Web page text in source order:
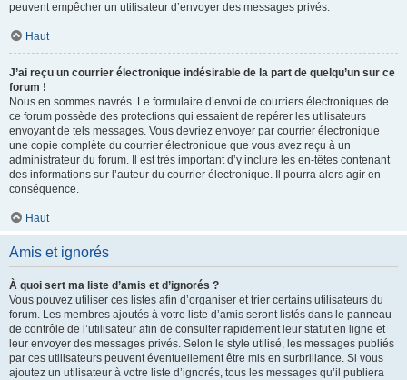
peuvent empêcher un utilisateur d’envoyer des messages privés.
Haut
J’ai reçu un courrier électronique indésirable de la part de quelqu’un sur ce
forum !
Nous en sommes navrés. Le formulaire d’envoi de courriers électroniques de
ce forum possède des protections qui essaient de repérer les utilisateurs
envoyant de tels messages. Vous devriez envoyer par courrier électronique
une copie complète du courrier électronique que vous avez reçu à un
administrateur du forum. Il est très important d’y inclure les en-têtes contenant
des informations sur l’auteur du courrier électronique. Il pourra alors agir en
conséquence.
Haut
Amis et ignorés
À quoi sert ma liste d’amis et d’ignorés ?
Vous pouvez utiliser ces listes afin d’organiser et trier certains utilisateurs du
forum. Les membres ajoutés à votre liste d’amis seront listés dans le panneau
de contrôle de l’utilisateur afin de consulter rapidement leur statut en ligne et
leur envoyer des messages privés. Selon le style utilisé, les messages publiés
par ces utilisateurs peuvent éventuellement être mis en surbrillance. Si vous
ajoutez un utilisateur à votre liste d’ignorés, tous les messages qu’il publiera